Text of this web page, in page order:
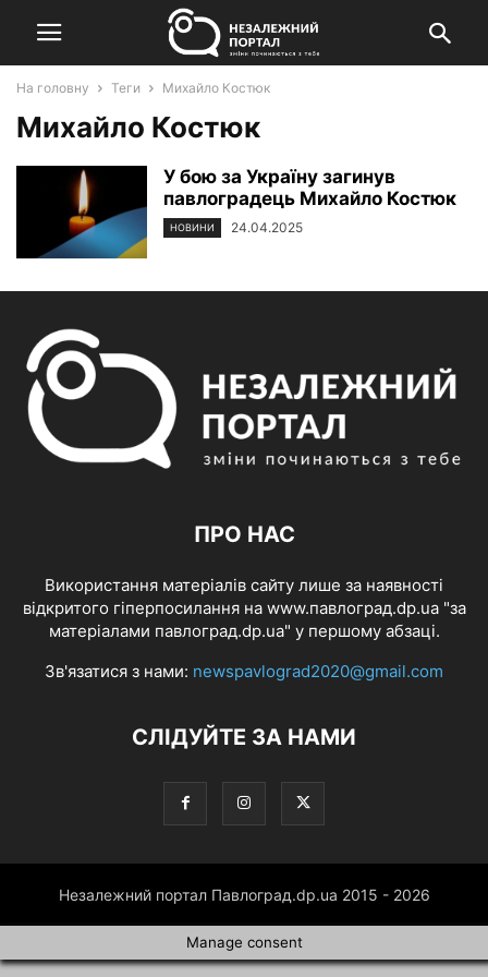
На головну Теги Михайло Костюк
Михайло Костюк
У бою за Україну загинув
павлоградець Михайло Костюк
НОВИНИ 24.04.2025
ПРО НАС
Використання матеріалів сайту лише за наявності
відкритого гіперпосилання на www.павлоград.dp.ua "за
матеріалами павлоград.dp.ua" у першому абзаці.
Зв'язатися з нами: newspavlograd2020@gmail.com
СЛІДУЙТЕ ЗА НАМИ
Незалежний портал Павлоград.dp.ua 2015 - 2026
Manage consent